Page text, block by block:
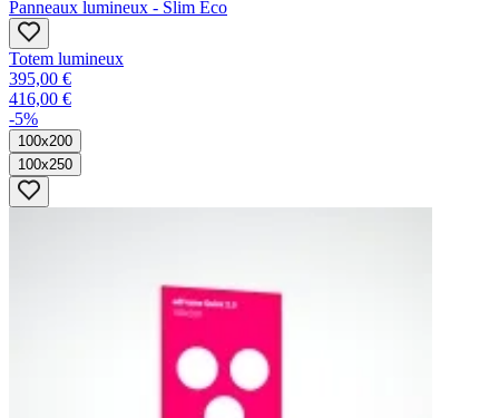
Panneaux lumineux - Slim Eco
Totem lumineux
395,00 €
416,00 €
-5%
100x200
100x250